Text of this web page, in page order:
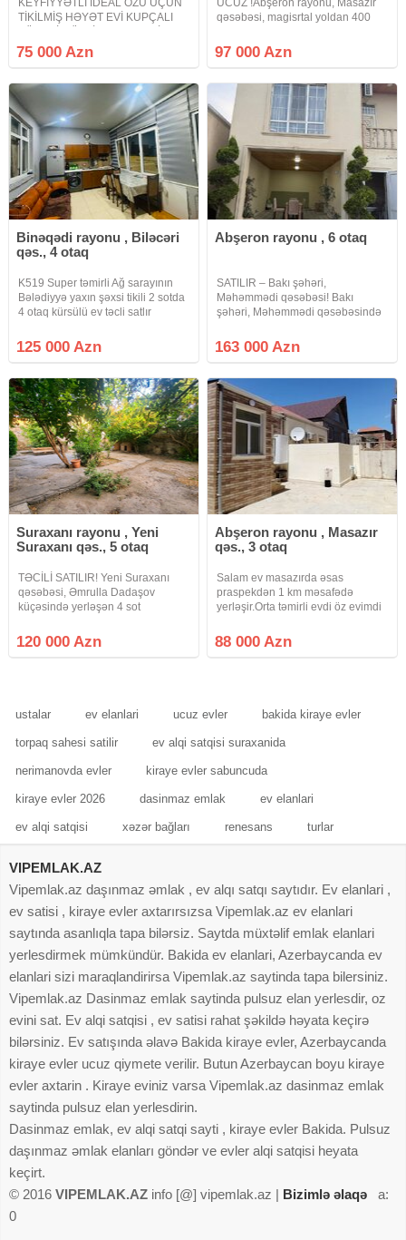
TİKİLMİŞ HƏYƏT EVİ KUPÇALI
TİKİNTİ TƏYİNATLI. Masazır
qəsəbəsi 569 nömrəli marşrut
məktəbin yaxınlığında 10
75 000 Azn
qəsəbəsi, magisrtal yoldan 400
supermarket"in 500 metr
arxasında, Ruzu mağazasının
torpaq
97 000 Azn
Binəqədi rayonu , Biləcəri
qəs., 4 otaq
K519 Super təmirli Ağ sarayının
Bələdiyyə yaxın şəxsi tikili 2 sotda
4 otaq kürsülü ev təcli satlır
vaxt baxmaq olar ciraq əmlak
kanalına abunə olun bütün
125 000 Azn
Abşeron rayonu , 6 otaq
SATILIR – Bakı şəhəri,
Məhəmmədi qəsəbəsi! Bakı
şəhəri, Məhəmmədi qəsəbəsində
tikilmiş tam şəraitli 2 mərtəbəli, 6
otaqlı fərdi yaşayış evi satışa
163 000 Azn
Suraxanı rayonu , Yeni
Suraxanı qəs., 5 otaq
TƏCİLİ SATILIR! Yeni Suraxanı
qəsəbəsi, Əmrulla Dadaşov
küçəsində yerləşən 4 sot
satılır. Həyətdə 2 ayrı ev
mövcuddur. Bütün kommunal
120 000 Azn
Abşeron rayonu , Masazır
qəs., 3 otaq
Salam ev masazırda əsas
praspekdən 1 km məsafədə
yerləşir.Orta təmirli evdi öz evimdi
həyət tametdi həyətdə 1.5 ton su
çəni kupçası var paket kupçadı
88 000 Azn
ustalar ev elanlari ucuz evler bakida kiraye evler
torpaq sahesi satilir ev alqi satqisi suraxanida
nerimanovda evler kiraye evler sabuncuda
kiraye evler 2026 dasinmaz emlak ev elanlari
ev alqi satqisi xəzər bağları renesans turlar
VIPEMLAK.AZ
Vipemlak.az daşınmaz əmlak , ev alqı satqı saytıdır. Ev elanlari ,
ev satisi , kiraye evler axtarırsızsa Vipemlak.az ev elanlari
saytında asanlıqla tapa bilərsiz. Saytda müxtəlif emlak elanlari
yerlesdirmek mümkündür. Bakida ev elanlari, Azerbaycanda ev
elanlari sizi maraqlandirirsa Vipemlak.az saytinda tapa bilersiniz.
Vipemlak.az Dasinmaz emlak saytinda pulsuz elan yerlesdir, oz
evini sat. Ev alqi satqisi , ev satisi rahat şəkildə həyata keçirə
bilərsiniz. Ev satışında əlavə Bakida kiraye evler, Azerbaycanda
kiraye evler ucuz qiymete verilir. Butun Azerbaycan boyu kiraye
evler axtarin . Kiraye eviniz varsa Vipemlak.az dasinmaz emlak
saytinda pulsuz elan yerlesdirin.
Dasinmaz emlak, ev alqi satqi sayti , kiraye evler Bakida. Pulsuz
daşınmaz əmlak elanları göndər ve evler alqi satqisi heyata
keçirt.
© 2016 VIPEMLAK.AZ info [@] vipemlak.az | Bizimlə əlaqə a:
0